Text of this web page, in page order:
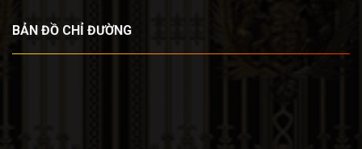
BẢN ĐỒ CHỈ ĐƯỜNG